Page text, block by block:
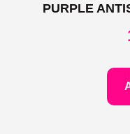
PURPLE